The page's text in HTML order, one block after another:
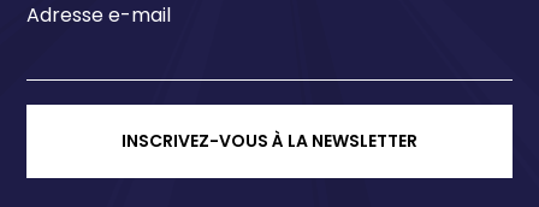
Adresse e-mail
INSCRIVEZ-VOUS À LA NEWSLETTER